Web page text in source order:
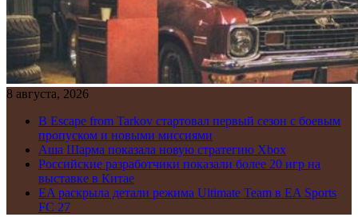
8 августа, 2026
В Escape from Tarkov стартовал первый сезон с боевым
пропуском и новыми миссиями
Аша Шарма показала новую стратегию Xbox
Российские разработчики показали более 20 игр на
выставке в Китае
EA раскрыла детали режима Ultimate Team в EA Sports
FC 27